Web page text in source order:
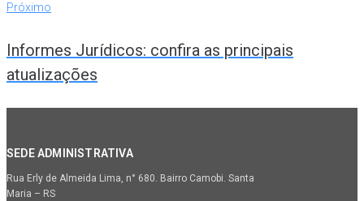
Próximo
Informes Jurídicos: confira as principais
atualizações
SEDE ADMINISTRATIVA
Rua Erly de Almeida Lima, n° 680. Bairro Camobi. Santa
Maria – RS